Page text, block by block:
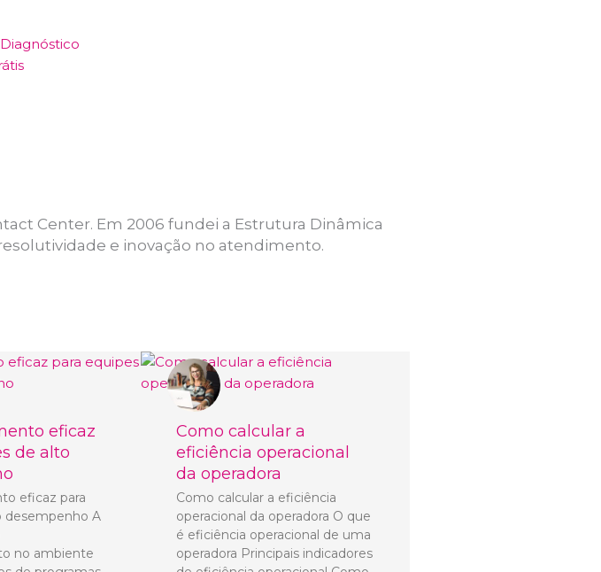
Center. Em 2006 fundei a Estrutura Dinâmica
e inovação no atendimento.
eficaz
de alto
eficaz para
desempenho A
no ambiente
Como calcular a
eficiência operacional
da operadora
Como calcular a eficiência
operacional da operadora O que
é eficiência operacional de uma
operadora Principais indicadores